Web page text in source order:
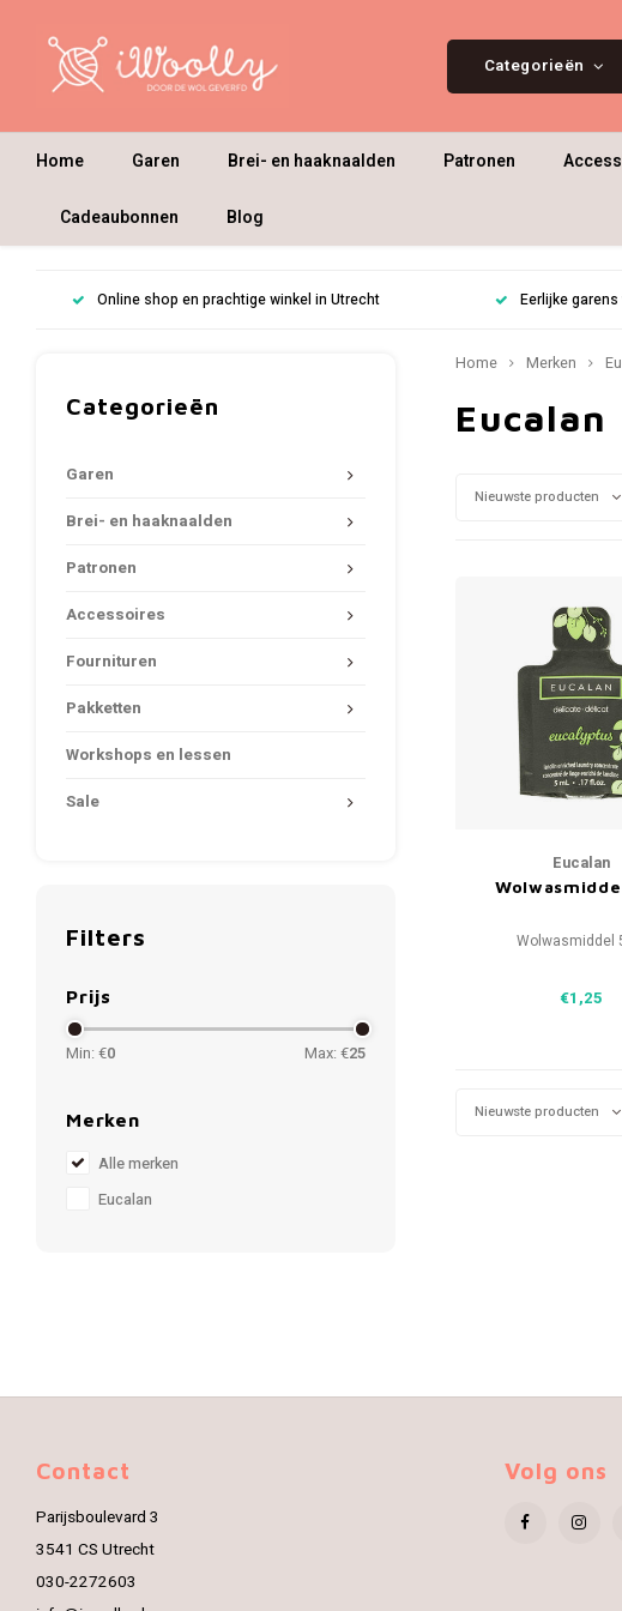
Categorieën
Home Garen Brei- en haaknaalden Patronen
Cadeaubonnen Blog
Online shop en prachtige winkel in Utrecht Eerlijke
Categorieën
Garen
Brei- en haaknaalden
Patronen
Accessoires
Fournituren
Pakketten
Workshops en lessen
Sale
Filters
Prijs
Min: €0 Max: €25
Merken
Alle merken
Eucalan
Home Merken
Eucalan
Nieuwste producten
Eucalan
Wolwasmiddel
€1,25
Nieuwste producten
Contact
Parijsboulevard 3
3541 CS Utrecht
030-2272603
Volg ons